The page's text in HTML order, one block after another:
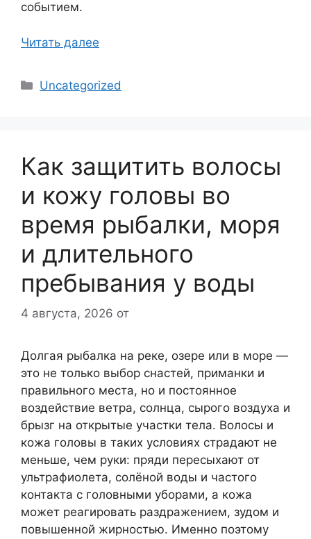
событием.
Читать далее
Рубрики
Uncategorized
Как защитить волосы
и кожу головы во
время рыбалки, моря
и длительного
пребывания у воды
4 августа, 2026 от
Долгая рыбалка на реке, озере или в море —
это не только выбор снастей, приманки и
правильного места, но и постоянное
воздействие ветра, солнца, сырого воздуха и
брызг на открытые участки тела. Волосы и
кожа головы в таких условиях страдают не
меньше, чем руки: пряди пересыхают от
ультрафиолета, солёной воды и частого
контакта с головными уборами, а кожа
может реагировать раздражением, зудом и
повышенной жирностью. Именно поэтому